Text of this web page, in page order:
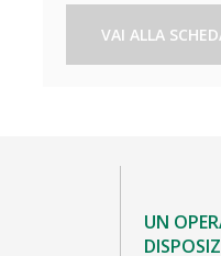
VAI ALLA
UN